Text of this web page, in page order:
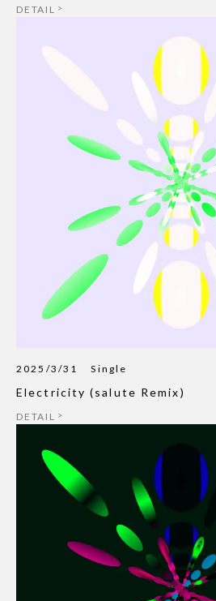
DETAIL
2025/3/31 Single
Electricity (salute Remix)
DETAIL